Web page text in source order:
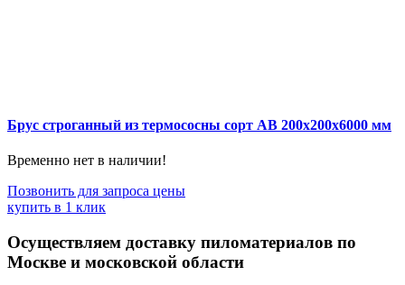
Брус строганный из термососны сорт АВ 200x200x6000 мм
Временно нет в наличии!
Позвонить для запроса цены
купить в 1 клик
Осуществляем доставку пиломатериалов по
Москве и московской области